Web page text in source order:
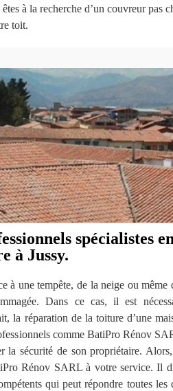
à la recherche d’un couvreur pas
toit.
spécialistes
à Jussy.
à une tempête, de la neige ou
Dans ce cas, il est
la réparation de la toiture d’une
comme BatiPro Rénov
la sécurité de son propriétaire.
Rénov SARL à votre service. Il
qui peut répondre toutes les